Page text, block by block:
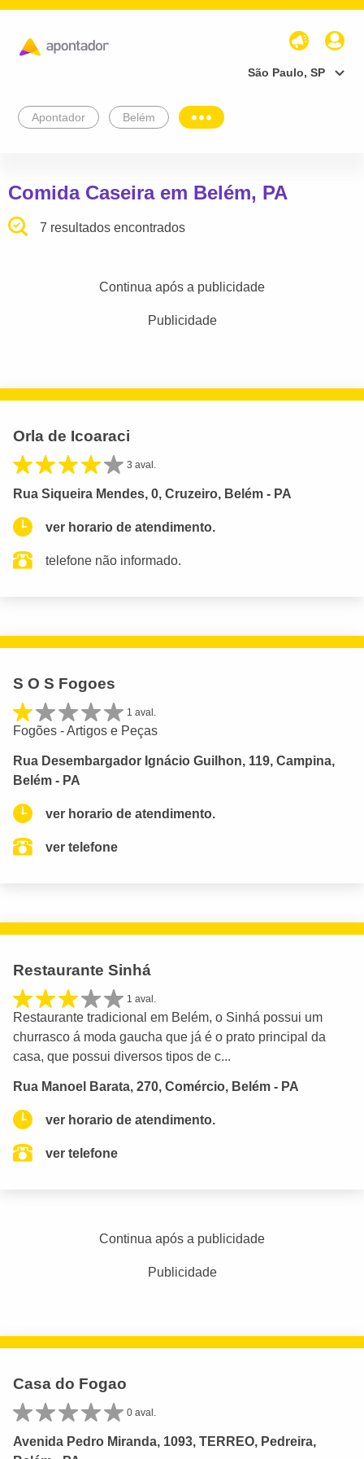
São Paulo, SP
Apontador Belém
Comida Caseira em Belém, PA
7 resultados encontrados
Continua após a publicidade
Publicidade
Orla de Icoaraci
3 aval.
Rua Siqueira Mendes, 0, Cruzeiro, Belém - PA
ver horario de atendimento.
telefone não informado.
S O S Fogoes
1 aval.
Fogões - Artigos e Peças
Rua Desembargador Ignácio Guilhon, 119, Campina,
Belém - PA
ver horario de atendimento.
ver telefone
Restaurante Sinhá
1 aval.
Restaurante tradicional em Belém, o Sinhá possui um
churrasco á moda gaucha que já é o prato principal da
casa, que possui diversos tipos de c...
Rua Manoel Barata, 270, Comércio, Belém - PA
ver horario de atendimento.
ver telefone
Continua após a publicidade
Publicidade
Casa do Fogao
0 aval.
Avenida Pedro Miranda, 1093, TERREO, Pedreira,